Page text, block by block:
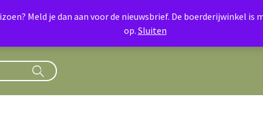
Meld je dan aan voor de nieuwsbrief. De boerderijwinkel
op. Sluiten